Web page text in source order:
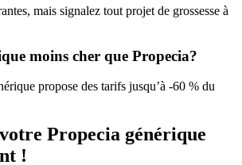
mais signalez tout projet de grossesse à
moins cher que Propecia?
propose des tarifs jusqu’à ‑60 % du
Propecia générique
!